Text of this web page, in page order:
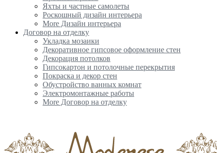
Яхты и частные самолеты
Роскошный дизайн интерьера
More Дизайн интерьера
Договор на отделку
Укладка мозаики
Декоративное гипсовое оформление стен
Декорация потолков
Гипсокартон и потолочные перекрытия
Покраска и декор стен
Обустройство ванных комнат
Электромонтажные работы
More Договор на отделку